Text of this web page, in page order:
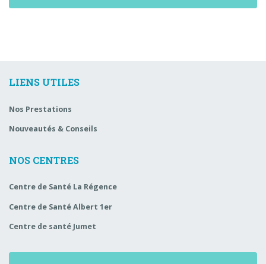
LIENS UTILES
Nos Prestations
Nouveautés & Conseils
NOS CENTRES
Centre de Santé La Régence
Centre de Santé Albert 1er
Centre de santé Jumet